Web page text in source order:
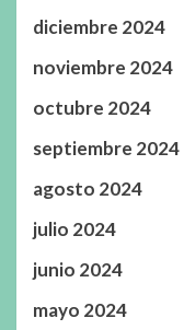
diciembre 2024
noviembre 2024
octubre 2024
septiembre 2024
agosto 2024
julio 2024
junio 2024
mayo 2024